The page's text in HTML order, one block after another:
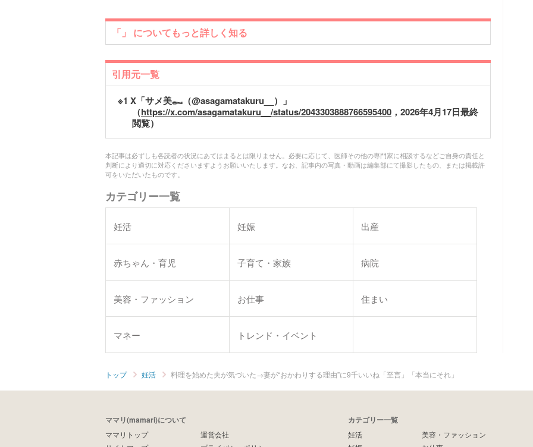
「」 についてもっと詳しく知る
引用元一覧
※1 X「サメ美𓀿（@asagamatakuru__）」
（https://x.com/asagamatakuru__/status/2043303888766595400 ，2026年4月17日最終
閲覧）
本記事は必ずしも各読者の状況にあてはまるとは限りません。必要に応じて、医師その他の専門家に相談するなどご自身の責任と
判断により適切に対応くださいますようお願いいたします。なお、記事内の写真・動画は編集部にて撮影したもの、または掲載許
可をいただいたものです。
カテゴリー一覧
妊活 妊娠 出産
赤ちゃん・育児 子育て・家族 病院
美容・ファッション お仕事 住まい
マネー トレンド・イベント
トップ 妊活 料理を始めた夫が気づいた→妻が“おかわりする理由”に9千いいね「至言」「本当にそれ」
ママリ(mamari)について
ママリトップ
運営会社
カテゴリー一覧
妊活
美容・ファッション